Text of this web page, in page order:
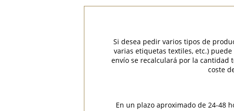
Si desea pedir varios tipos de
varias etiquetas textiles, etc.)
envío se recalculará por la cantidad
coste
En un plazo aproximado de 24-48